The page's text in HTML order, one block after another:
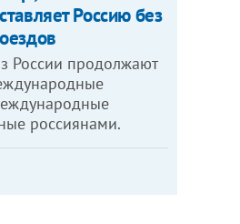
Россию без
России продолжают
россиянами.